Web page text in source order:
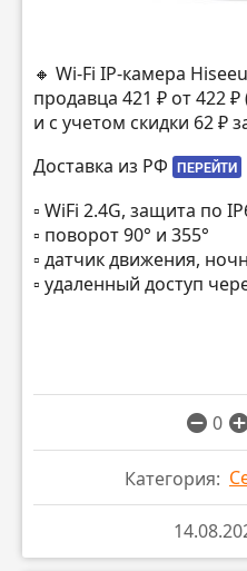
🔸 Wi-Fi IP-камера
продавца 421 ₽ от 422
и с учетом скидки 62 ₽
Доставка из РФ ПЕРЕЙТИ
▫️ WiFi 2.4G, защита по
▫️ поворот 90° и 355°
▫️ датчик движения,
▫️ удаленный доступ
0
Категория: